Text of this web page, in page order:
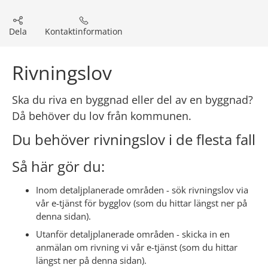
Dela Kontaktinformation
Rivningslov
Ska du riva en byggnad eller del av en byggnad?
Då behöver du lov från kommunen.
Du behöver rivningslov i de flesta fall
Så här gör du:
Inom detaljplanerade områden - sök rivningslov via
vår e-tjänst för bygglov (som du hittar längst ner på
denna sidan).
Utanför detaljplanerade områden - skicka in en
anmälan om rivning vi vår e-tjänst (som du hittar
längst ner på denna sidan).